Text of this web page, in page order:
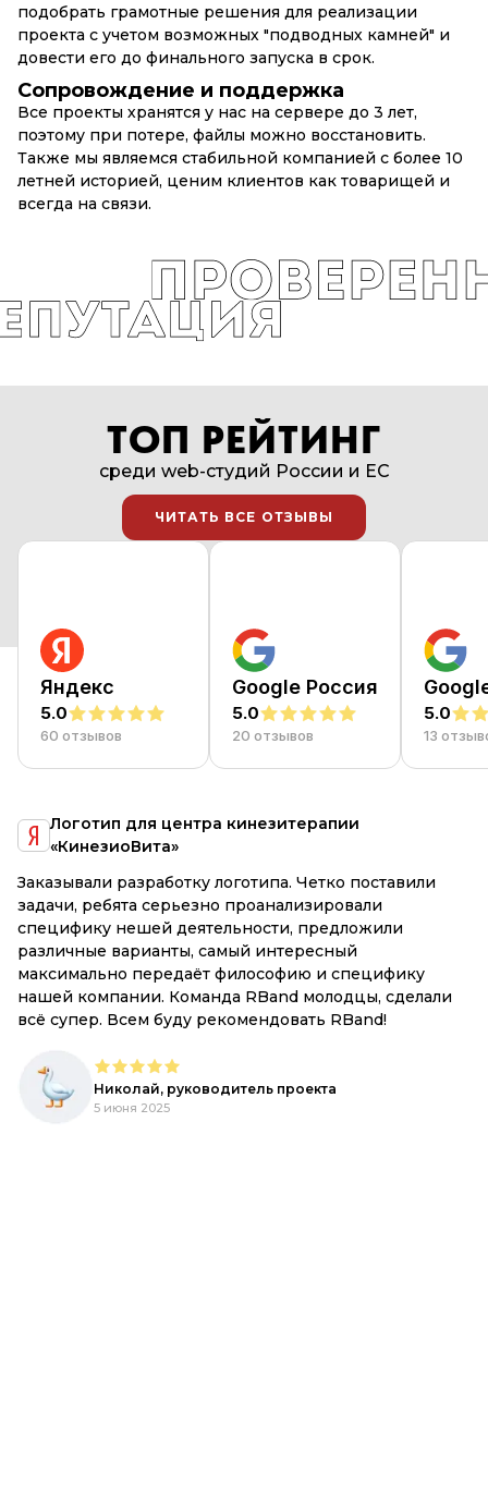
подобрать грамотные решения для реализации
проекта с учетом возможных "подводных камней" и
довести его до финального запуска в срок.
Сопровождение и поддержка
Все проекты хранятся у нас на сервере до 3 лет,
поэтому при потере, файлы можно восстановить.
Также мы являемся стабильной компанией с более 10
летней историей, ценим клиентов как товарищей и
всегда на связи.
ТОП РЕЙТИНГ
среди web-студий России и EC
ЧИТАТЬ ВСЕ ОТЗЫВЫ
ЧИТАТЬ ВСЕ ОТЗЫВЫ
Яндекс
5.0
60 отзывов
Google Россия
5.0
20 отзывов
5.0
13
Логотип для центра кинезитерапии
«КинезиоВита»
Заказывали разработку логотипа. Четко поставили
задачи, ребята серьезно проанализировали
специфику нешей деятельности, предложили
различные варианты, самый интересный
максимально передаёт философию и специфику
нашей компании. Команда RBand молодцы, сделали
всё супер. Всем буду рекомендовать RBand!
Николай, руководитель проекта
5 июня 2025